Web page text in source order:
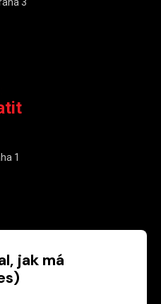
3
1
jak má